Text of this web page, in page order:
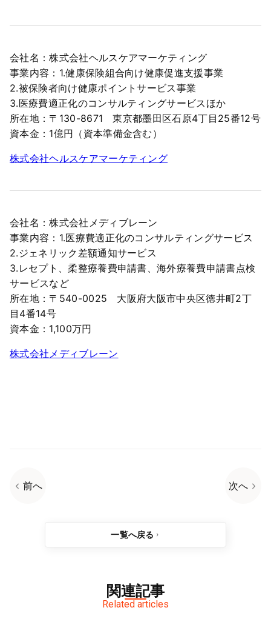
会社名：株式会社ヘルスケアマーケティング
事業内容：1.健康保険組合向け健康促進支援事業
2.被保険者向け健康ポイントサービス事業
3.医療費適正化のコンサルティングサービスほか
所在地：〒130-8671 東京都墨田区石原4丁目25番12号
資本金：1億円（資本準備金含む）
株式会社ヘルスケアマーケティング
会社名：株式会社メディブレーン
事業内容：1.医療費適正化のコンサルティングサービス
2.ジェネリック差額通知サービス
3.レセプト、柔整療養費申請書、海外療養費申請書点検
サービスなど
所在地：〒540-0025 大阪府大阪市中央区徳井町2丁
目4番14号
資本金：1,100万円
株式会社メディブレーン
前へ 次へ
一覧へ戻る
関連記事
Related articles